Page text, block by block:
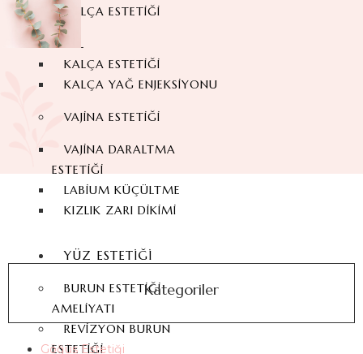
KALÇA ESTETIĞI
BBL
KALÇA ESTETIĞI
KALÇA YAĞ ENJEKSIYONU
VAJINA ESTETIĞI
VAJINA DARALTMA
ESTETIĞI
LABIUM KÜÇÜLTME
KIZLIK ZARI DIKIMI
YÜZ ESTETIĞI
BURUN ESTETIĞI
AMELIYATI
REVIZYON BURUN
ESTETIĞI
Kategoriler
Göğüs Estetiği